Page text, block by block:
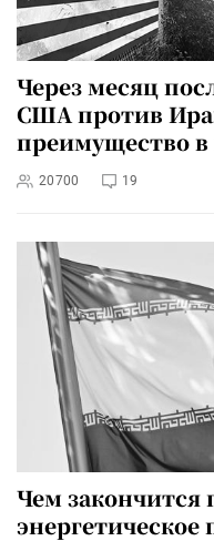
Через месяц
США против
преимущество
20700 19
Чем закончится